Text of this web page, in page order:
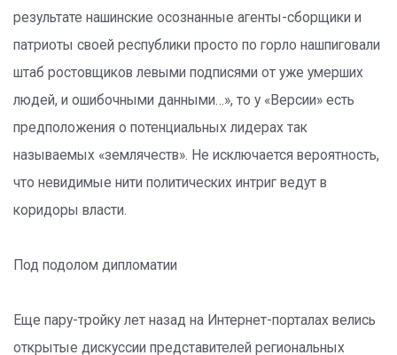
результате нашинские осознанные агенты-сборщики и
патриоты своей республики просто по горло нашпиговали
штаб ростовщиков левыми подписями от уже умерших
людей, и ошибочными данными…», то у «Версии» есть
предположения о потенциальных лидерах так
называемых «землячеств». Не исключается вероятность,
что невидимые нити политических интриг ведут в
коридоры власти.
Под подолом дипломатии
Еще пару-тройку лет назад на Интернет-порталах велись
открытые дискуссии представителей региональных